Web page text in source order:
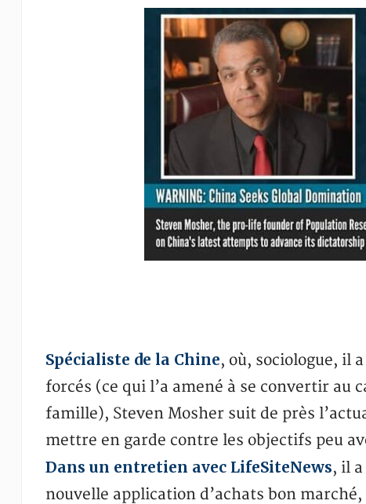
Spécialiste de la Chine, où, sociologue, il
forcés (ce qui l’a amené à se convertir au
famille), Steven Mosher suit de près
mettre en garde contre les objectifs peu
Dans un entretien avec LifeSiteNews, il
nouvelle application d’achats bon